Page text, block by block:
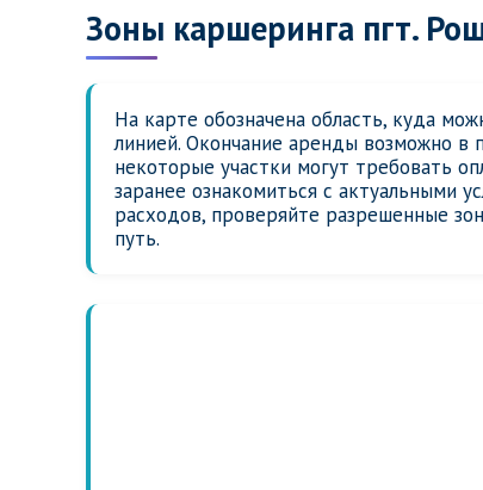
Зоны каршеринга пгт.
На карте обозначена область, куда
линией. Окончание аренды возможно в
некоторые участки могут требовать
заранее ознакомиться с актуальными
расходов, проверяйте разрешенные
путь.